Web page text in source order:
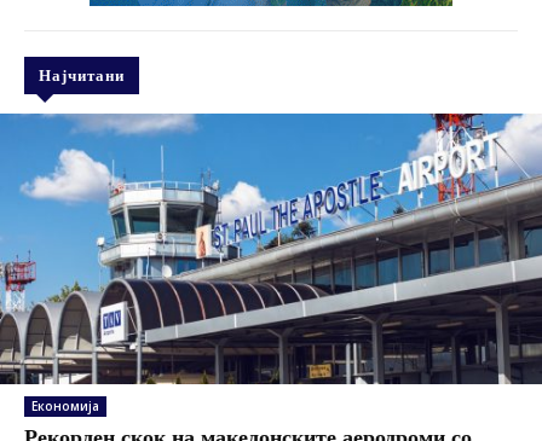
Најчитани
Економија